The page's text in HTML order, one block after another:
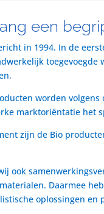
een
in 1994. In de
worden
marktoriëntatie het
zijn de Bio
ook
Daarmee
oplossingen en